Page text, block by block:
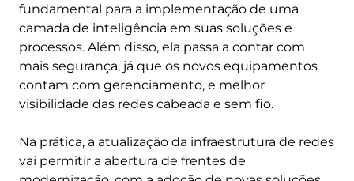
fundamental para a implementação de uma
camada de inteligência em suas soluções e
processos. Além disso, ela passa a contar com
mais segurança, já que os novos equipamentos
contam com gerenciamento, e melhor
visibilidade das redes cabeada e sem fio.
Na prática, a atualização da infraestrutura de redes
vai permitir a abertura de frentes de